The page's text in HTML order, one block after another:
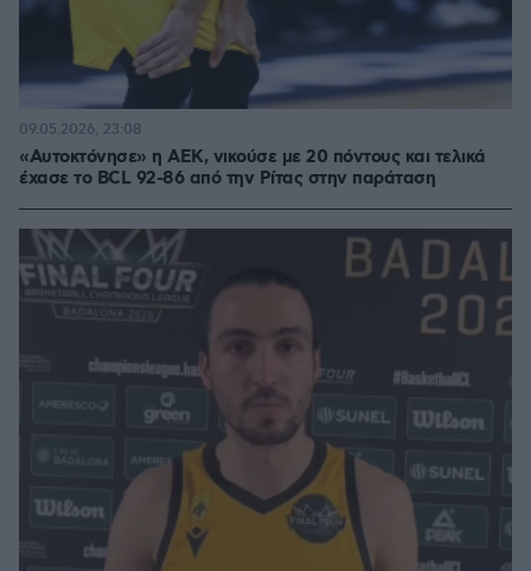
«Αυτοκτόνησε» η ΑΕΚ, νικούσε με 20 πόντους και τελικά
έχασε το BCL 92-86 από την Ρίτας στην παράταση
09.05.2026, 23:08